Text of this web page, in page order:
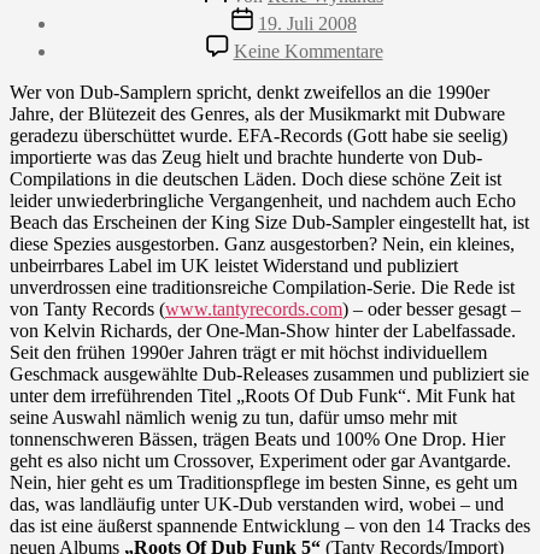
Veröffentlichungsdatum
19. Juli 2008
Keine Kommentarezu
Dub
Revolution,
März
2006
Wer von Dub-Samplern spricht, denkt zweifellos an die 1990er
Jahre, der Blütezeit des Genres, als der Musikmarkt mit Dubware
geradezu überschüttet wurde. EFA-Records (Gott habe sie seelig)
importierte was das Zeug hielt und brachte hunderte von Dub-
Compilations in die deutschen Läden. Doch diese schöne Zeit ist
leider unwiederbringliche Vergangenheit, und nachdem auch Echo
Beach das Erscheinen der King Size Dub-Sampler eingestellt hat, ist
diese Spezies ausgestorben. Ganz ausgestorben? Nein, ein kleines,
unbeirrbares Label im UK leistet Widerstand und publiziert
unverdrossen eine traditionsreiche Compilation-Serie. Die Rede ist
von Tanty Records (www.tantyrecords.com) – oder besser gesagt –
von Kelvin Richards, der One-Man-Show hinter der Labelfassade.
Seit den frühen 1990er Jahren trägt er mit höchst individuellem
Geschmack ausgewählte Dub-Releases zusammen und publiziert sie
unter dem irreführenden Titel „Roots Of Dub Funk“. Mit Funk hat
seine Auswahl nämlich wenig zu tun, dafür umso mehr mit
tonnenschweren Bässen, trägen Beats und 100% One Drop. Hier
geht es also nicht um Crossover, Experiment oder gar Avantgarde.
Nein, hier geht es um Traditionspflege im besten Sinne, es geht um
das, was landläufig unter UK-Dub verstanden wird, wobei – und
das ist eine äußerst spannende Entwicklung – von den 14 Tracks des
neuen Albums „Roots Of Dub Funk 5“ (Tanty Records/Import)